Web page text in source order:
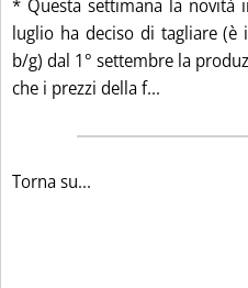
* Questa settimana la novità
luglio ha deciso di tagliare
b/g) dal 1° settembre la
che i prezzi della f...
Torna su...